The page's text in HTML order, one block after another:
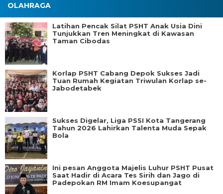
OLAHRAGA
Latihan Pencak Silat PSHT Anak Usia Dini
Tunjukkan Tren Meningkat di Kawasan
Taman Cibodas
Korlap PSHT Cabang Depok Sukses Jadi
Tuan Rumah Kegiatan Triwulan Korlap se-
Jabodetabek
Sukses Digelar, Liga PSSI Kota Tangerang
Tahun 2026 Lahirkan Talenta Muda Sepak
Bola
Ini pesan Anggota Majelis Luhur PSHT Pusat
Saat Hadir di Acara Tes Sirih dan Jago di
Padepokan RM Imam Koesupangat